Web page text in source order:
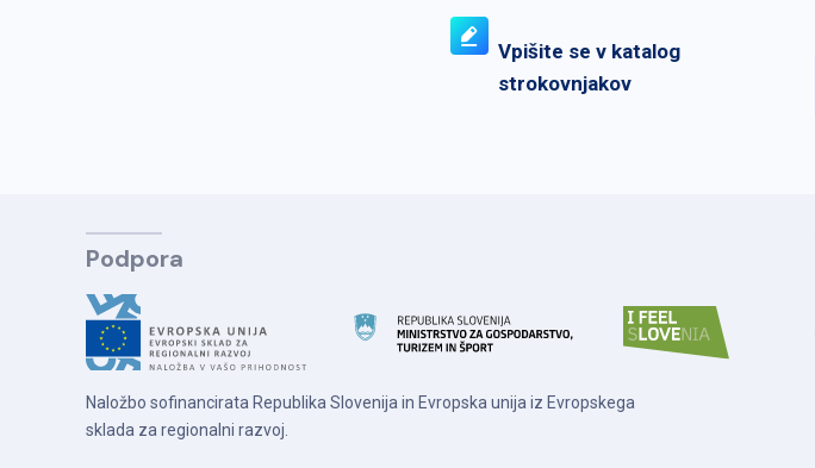
Vpišite se v katalog
strokovnjakov
Podpora
Naložbo sofinancirata Republika Slovenija in Evropska unija iz Evropskega
sklada za regionalni razvoj.